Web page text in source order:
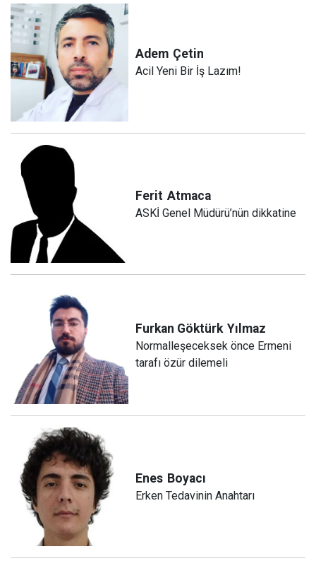
Adem Çetin
Acil Yeni Bir İş Lazım!
Ferit Atmaca
ASKİ Genel Müdürü’nün dikkatine
Furkan Göktürk Yılmaz
Normalleşeceksek önce Ermeni
tarafı özür dilemeli
Enes Boyacı
Erken Tedavinin Anahtarı